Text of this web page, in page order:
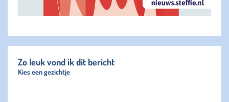
Zo leuk vond ik dit bericht
Kies een gezichtje